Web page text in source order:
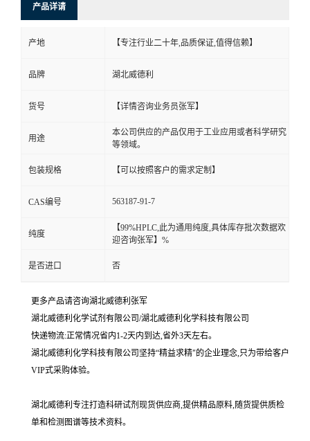
产品详请
产地 【专注行业二十年,品质保证,值得信赖】
品牌 湖北威德利
货号 【详情咨询业务员张军】
用途
本公司供应的产品仅用于工业应用或者科学研究
等领域。
包装规格 【可以按照客户的需求定制】
CAS编号 563187-91-7
纯度
【99%HPLC,此为通用纯度,具体库存批次数据欢
迎咨询张军】%
是否进口 否
更多产品请咨询湖北威德利张军
湖北威德利化学试剂有限公司/湖北威德利化学科技有限公司
快递物流:正常情况省内1-2天内到达,省外3天左右。
湖北威德利化学科技有限公司坚持“精益求精"的企业理念,只为带给客户
VIP式采购体验。
湖北威德利专注打造科研试剂现货供应商,提供精品原料,随货提供质检
单和检测图谱等技术资料。